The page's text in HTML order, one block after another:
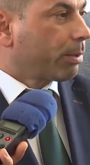
Loaded